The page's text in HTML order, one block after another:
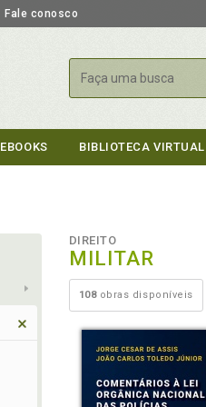
Fale conosco
Buscar
EBOOKS BIBLIOTECA VIRTUAL
DIREITO
MILITAR
108obras disponíveis